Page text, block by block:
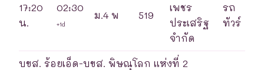
17:20
น.
02:30
+1d
ม.4 พ 519
เพชร
ประเสริฐ
จำกัด
รถ
ทัวร์
บขส. ร้อยเอ็ด-บขส. พิษณุโลก แห่งที่ 2